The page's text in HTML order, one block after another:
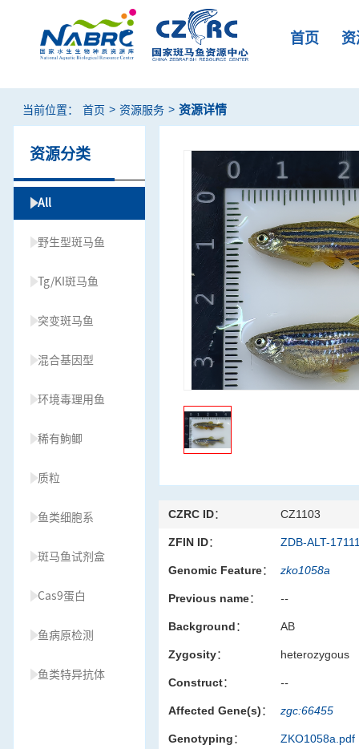
首页
当前位置： 首页 > 资源服务 > 资源详情
资源分类
All
野生型斑马鱼
Tg/KI斑马鱼
突变斑马鱼
混合基因型
环境毒理用鱼
稀有鮈鲫
质粒
鱼类细胞系
斑马鱼试剂盒
Cas9蛋白
鱼病原检测
鱼类特异抗体
CZRC ID： CZ1103
ZFIN ID： ZDB-ALT-
Genomic Feature： zko1058a
Previous name： --
Background： AB
Zygosity： heterozygous
Construct： --
Affected Gene(s)： zgc:66455
Genotyping： ZKO1058a.pdf